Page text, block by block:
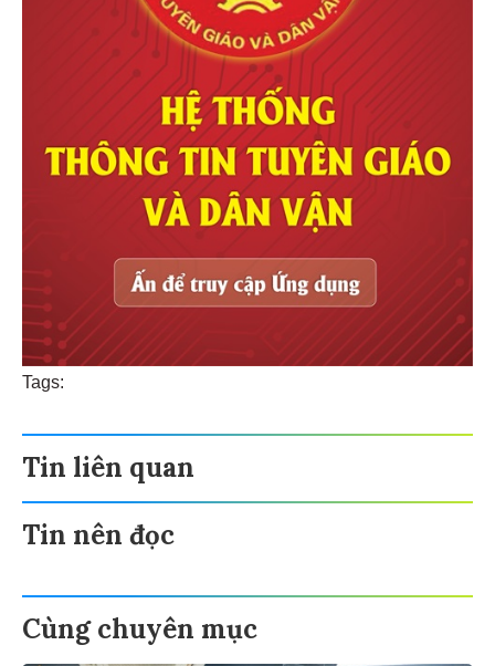
Tags:
Tin liên quan
Tin nên đọc
Cùng chuyên mục